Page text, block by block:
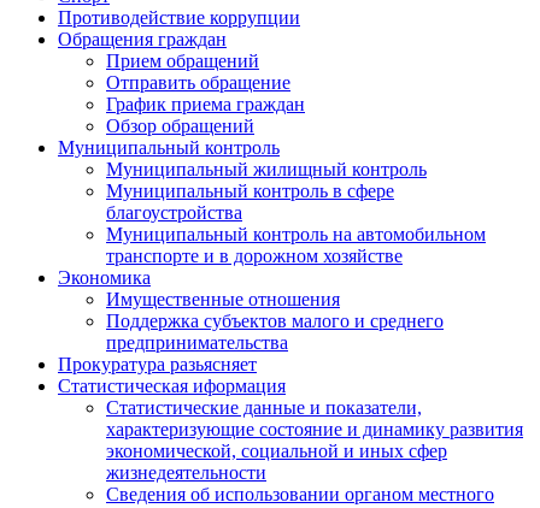
Противодействие коррупции
Обращения граждан
Прием обращений
Отправить обращение
График приема граждан
Обзор обращений
Муниципальный контроль
Муниципальный жилищный контроль
Муниципальный контроль в сфере
благоустройства
Муниципальный контроль на автомобильном
транспорте и в дорожном хозяйстве
Экономика
Имущественные отношения
Поддержка субъектов малого и среднего
предпринимательства
Прокуратура разьясняет
Статистическая иформация
Статистические данные и показатели,
характеризующие состояние и динамику развития
экономической, социальной и иных сфер
жизнедеятельности
Сведения об использовании органом местного